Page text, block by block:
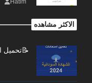
Hatim
الاكثر مشاهده
📝تحميل